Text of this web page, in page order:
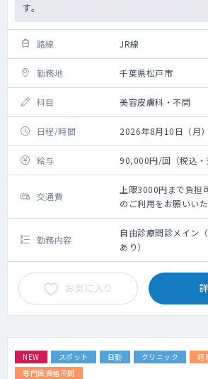
す。
路線 JR線
勤務地 千葉県松戸市
科目 美容皮膚科・不問
日程/時間 2026年8月10日（月
給与 90,000円/回（税込・
交通費
上限3000円まで負担
のご利用をお願いい
クシー利用要相談
勤務内容
自由診療問診メイン
あり）
お気に入り
NEW スポット 日勤 クリニック
経
専門医資格不問